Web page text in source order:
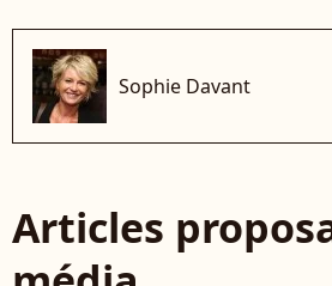
Sophie Davant
Articles